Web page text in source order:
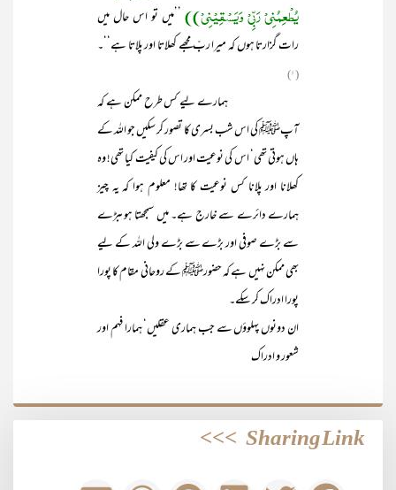
یُطْعِمُنِیْ رَبِّیْ وَیَسْقِیْنِیْ)) ’’میں تو اس حال میں
رات گزارتا ہوں کہ میرا ربّ مجھے کھلاتا اور پلاتا ہے‘‘۔
(۱)
ہمارے لیے کس طرح ممکن ہے کہ
آپﷺ کی اس شب بسری کا تصور کر سکیں جو اللہ کے
ہاں ہوتی تھی‘ اس کی نوعیت اور اس کی کیفیت کیا تھی! وہ
کھلانا اور پلانا کس نوعیت کا تھا! معلوم ہوا کہ یہ چیز
ہمارے دائرے سے خارج ہے۔ میں سمجھتا ہوںبڑے
سے بڑے صوفی اور بڑے سے بڑے ولی اللہ کے لیے
بھی ممکن نہیں ہے کہ حضورﷺ کے روحانی مقام کا پورا
پورا ادراک کر سکے۔
ان دونوں پہلوؤں سے جب ہماری عقلیں‘ ہمارا فہم اور
شعور و ادراک
Sharing Link
>>>